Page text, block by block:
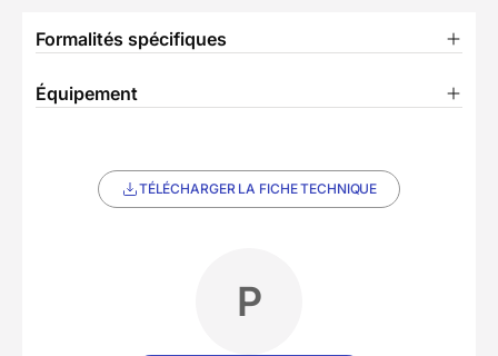
Formalités spécifiques
Équipement
TÉLÉCHARGER LA FICHE TECHNIQUE
P